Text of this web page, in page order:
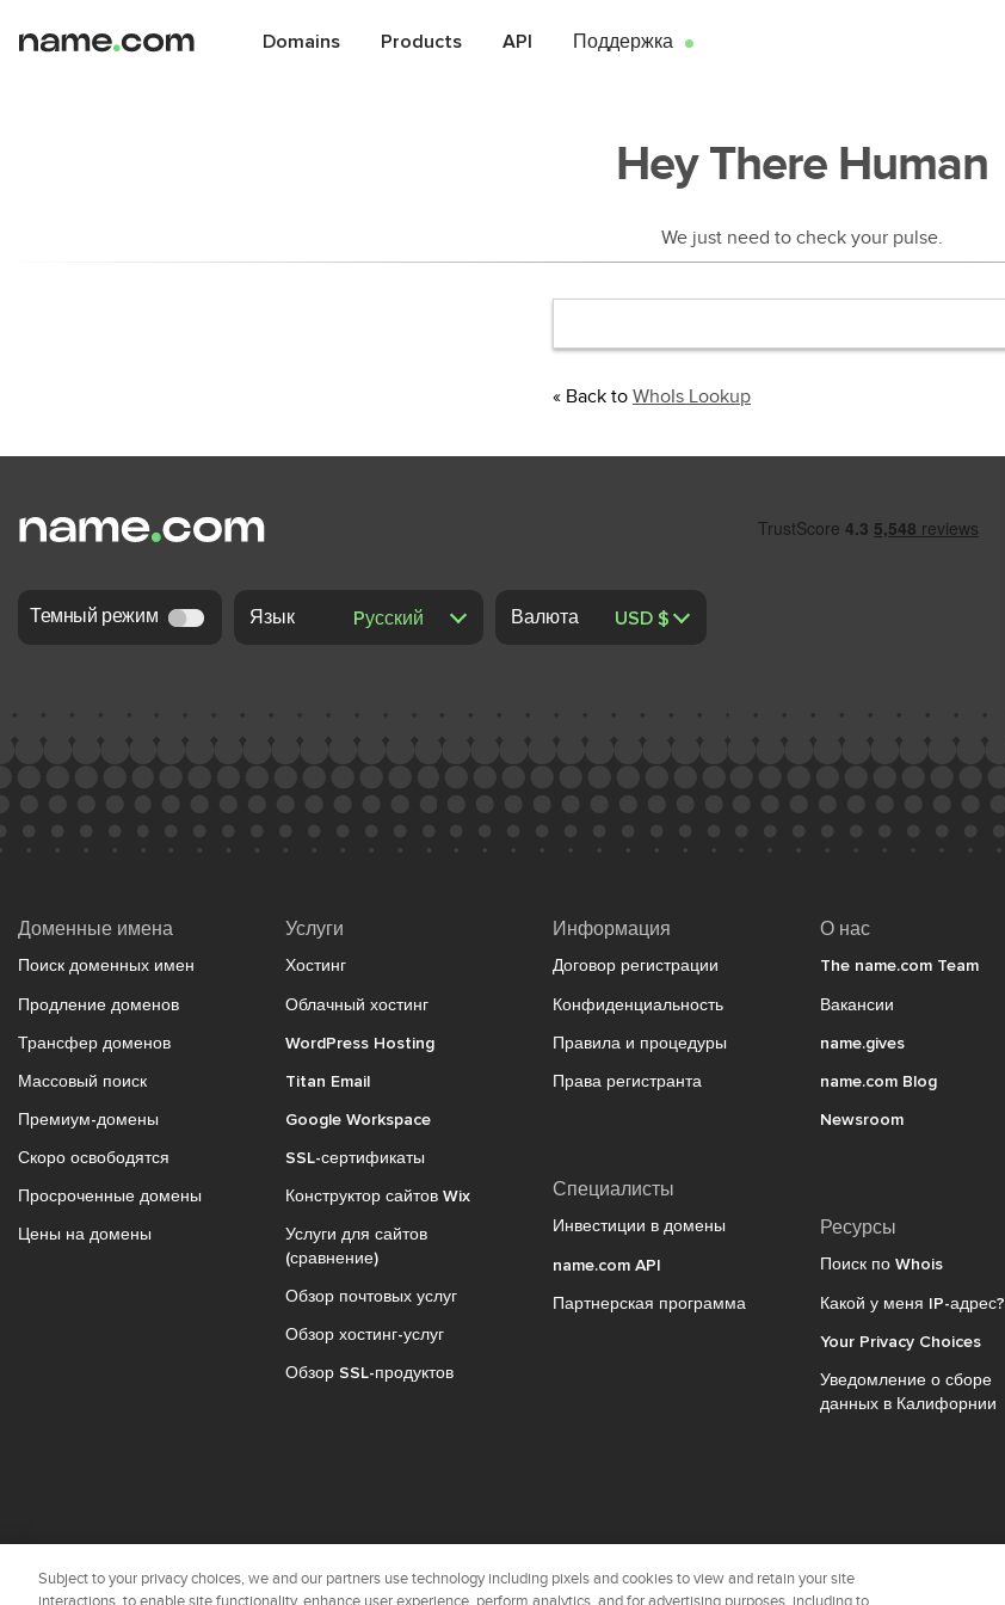
Domains Products API Поддержка ●
Hey There Human
We just need to check your pulse.
« Back to WhoIs Lookup
Темный режим Язык Валюта
Доменные имена
Поиск доменных имен
Продление доменов
Трансфер доменов
Массовый поиск
Премиум-домены
Скоро освободятся
Просроченные домены
Цены на домены
Услуги
Хостинг
Облачный хостинг
WordPress Hosting
Titan Email
Google Workspace
SSL-сертификаты
Конструктор сайтов Wix
Услуги для сайтов
(сравнение)
Обзор почтовых услуг
Обзор хостинг-услуг
Обзор SSL-продуктов
Информация
Договор регистрации
Конфиденциальность
Правила и процедуры
Права регистранта
Специалисты
Инвестиции в домены
name.com API
Партнерская программа
О нас
The name.com Team
Вакансии
name.gives
name.com Blog
Newsroom
Ресурсы
Поиск по Whois
Какой у меня IP-адрес?
Your Privacy Choices
Уведомление о сборе
данных в Калифорнии
Subject to your privacy choices, we and our partners use technology including pixels and cookies to view and retain your site